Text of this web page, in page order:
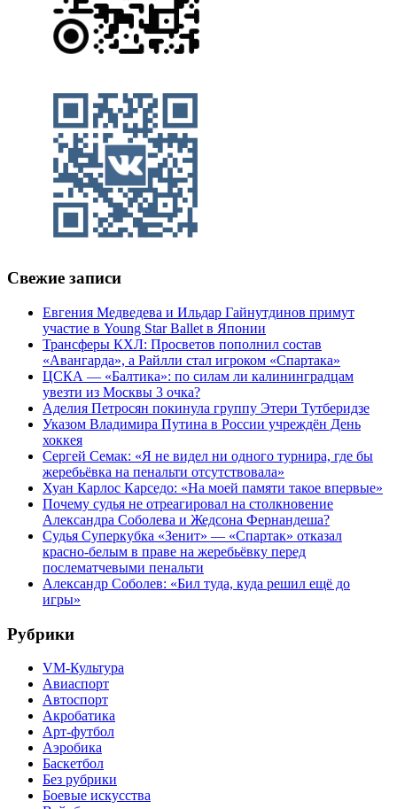
Свежие записи
Евгения Медведева и Ильдар Гайнутдинов примут
участие в Young Star Ballet в Японии
Трансферы КХЛ: Просветов пополнил состав
«Авангарда», а Райлли стал игроком «Спартака»
ЦСКА — «Балтика»: по силам ли калининградцам
увезти из Москвы 3 очка?
Аделия Петросян покинула группу Этери Тутберидзе
Указом Владимира Путина в России учреждён День
хоккея
Сергей Семак: «Я не видел ни одного турнира, где бы
жеребьёвка на пенальти отсутствовала»
Хуан Карлос Карседо: «На моей памяти такое впервые»
Почему судья не отреагировал на столкновение
Александра Соболева и Жедсона Фернандеша?
Судья Суперкубка «Зенит» — «Спартак» отказал
красно-белым в праве на жеребьёвку перед
послематчевыми пенальти
Александр Соболев: «Бил туда, куда решил ещё до
игры»
Рубрики
VM-Культура
Авиаспорт
Автоспорт
Акробатика
Арт-футбол
Аэробика
Баскетбол
Без рубрики
Боевые искусства